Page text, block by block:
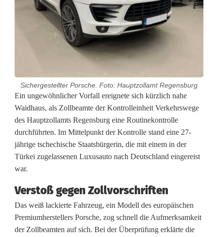
Sichergestellter Porsche. Foto: Hauptzollamt Regensburg
1
2
.
4
0
0
E
u
Ein ungewöhnlicher Vorfall ereignete sich kürzlich nahe
Waidhaus, als Zollbeamte der Kontrolleinheit Verkehrswege
des Hauptzollamts Regensburg eine Routinekontrolle
durchführten. Im Mittelpunkt der Kontrolle stand eine 27-
jährige tschechische Staatsbürgerin, die mit einem in der
Türkei zugelassenen Luxusauto nach Deutschland eingereist
war.
Verstoß gegen Zollvorschriften
Das weiß lackierte Fahrzeug, ein Modell des europäischen
Premiumherstellers Porsche, zog schnell die Aufmerksamkeit
der Zollbeamten auf sich. Bei der Überprüfung erklärte die